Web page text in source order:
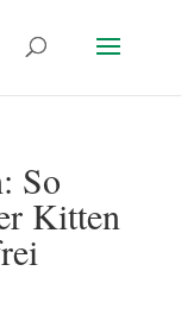
So
Kitten